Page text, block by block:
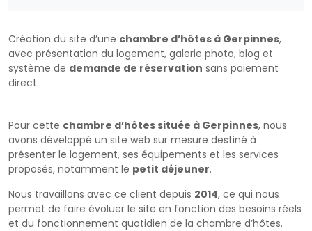
Création du site d’une chambre d’hôtes à Gerpinnes,
avec présentation du logement, galerie photo, blog et
système de demande de réservation sans paiement
direct.
Pour cette chambre d’hôtes située à Gerpinnes, nous
avons développé un site web sur mesure destiné à
présenter le logement, ses équipements et les services
proposés, notamment le petit déjeuner.
Nous travaillons avec ce client depuis 2014, ce qui nous
permet de faire évoluer le site en fonction des besoins réels
et du fonctionnement quotidien de la chambre d’hôtes.